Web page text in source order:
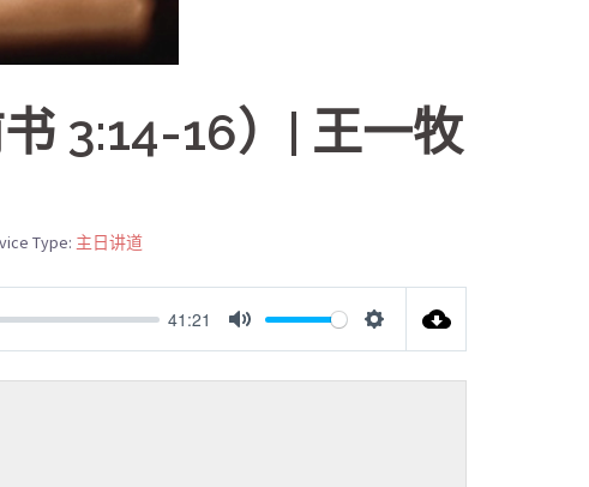
3:14-16）| 王一牧
Type: 主日讲道
41:21
MUTE SETTINGS